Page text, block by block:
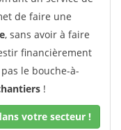
de faire une
, sans avoir à faire
financièrement
le bouche-à-
!
votre secteur !